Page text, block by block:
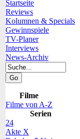
Startseite
Reviews
Kolumnen & Specials
Gewinnspiele
TV-Planer
Interviews
News-Archiv
Filme
Filme von A-Z
Serien
24
Akte X